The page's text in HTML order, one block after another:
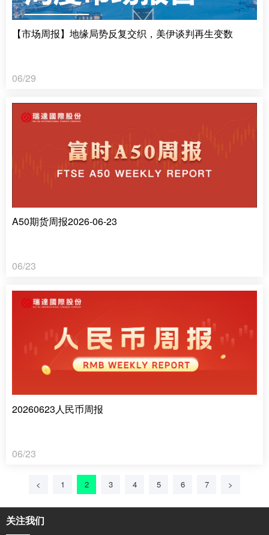
【市场周报】地缘局势反复交织，美伊谈判再生变数
06/29
A50期货周报2026-06-23
06/23
20260623人民币周报
06/23
< 1 2 3 4 5 6 7 >
关注我们